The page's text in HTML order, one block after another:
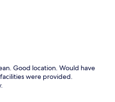
Good location. Would have
were provided.